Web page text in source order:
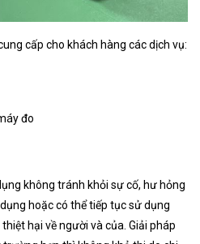
cấp cho khách hàng các dịch vụ:
đo
không tránh khỏi sự cố, hư hỏng
hoặc có thể tiếp tục sử dụng
hại về người và của. Giải pháp